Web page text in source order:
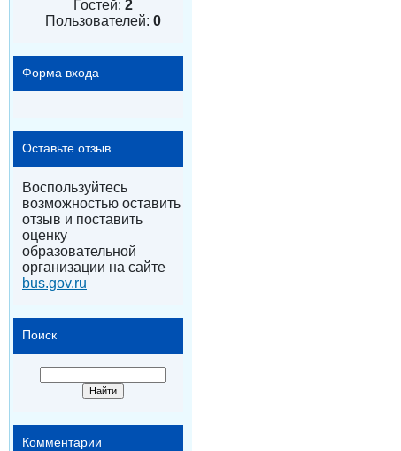
Гостей: 2
Пользователей: 0
Форма входа
Оставьте отзыв
Воспользуйтесь
возможностью оставить
отзыв и поставить
оценку
образовательной
организации на сайте
bus.gov.ru
Поиск
Комментарии